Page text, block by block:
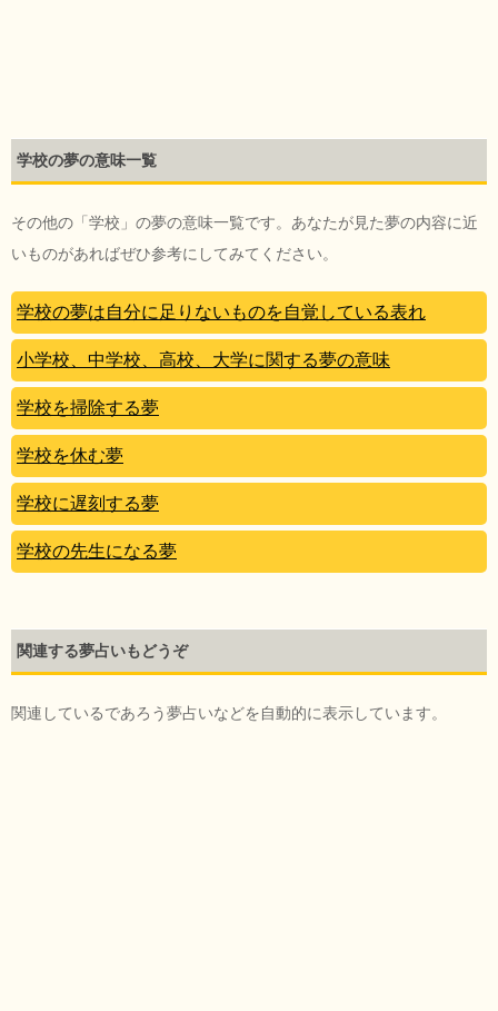
学校の夢の意味一覧
その他の「学校」の夢の意味一覧です。あなたが見た夢の内容に近
いものがあればぜひ参考にしてみてください。
学校の夢は自分に足りないものを自覚している表れ
小学校、中学校、高校、大学に関する夢の意味
学校を掃除する夢
学校を休む夢
学校に遅刻する夢
学校の先生になる夢
関連する夢占いもどうぞ
関連しているであろう夢占いなどを自動的に表示しています。